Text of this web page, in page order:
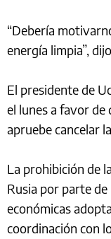
“Debería
energía limpia”,
El presidente de
el lunes a favor de
apruebe cancelar
La prohibición de
Rusia por parte de
económicas
coordinación con